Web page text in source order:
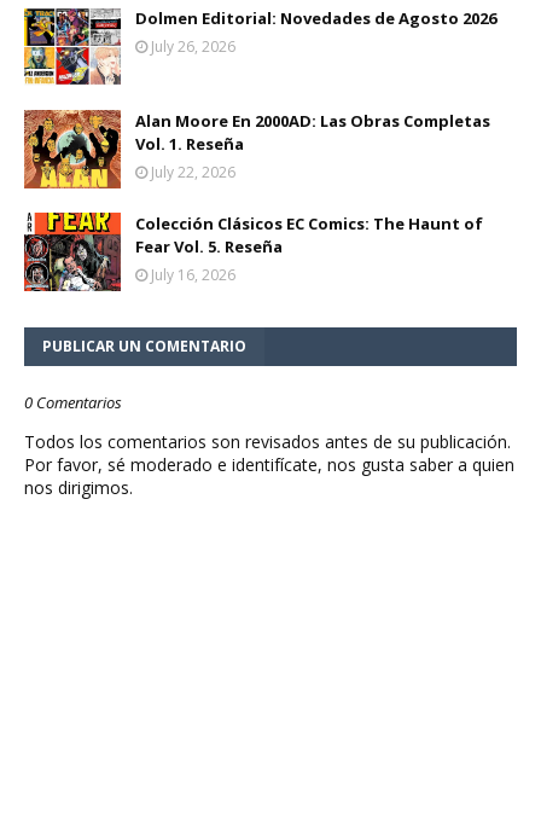
Dolmen Editorial: Novedades de Agosto 2026
July 26, 2026
Alan Moore En 2000AD: Las Obras Completas
Vol. 1. Reseña
July 22, 2026
Colección Clásicos EC Comics: The Haunt of
Fear Vol. 5. Reseña
July 16, 2026
PUBLICAR UN COMENTARIO
0 Comentarios
Todos los comentarios son revisados antes de su publicación.
Por favor, sé moderado e identifícate, nos gusta saber a quien
nos dirigimos.